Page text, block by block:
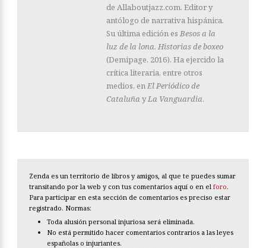
de Allaboutjazz.com. Editor y
antólogo de narrativa hispánica.
Su última edición es Besos a la
luz de la lona. Historias de boxeo
(Demipage, 2016). Ha ejercido la
crítica literaria, entre otros
medios, enEl Periódico de
Cataluña yLa Vanguardia.
Zenda es un territorio de libros y amigos, al que te puedes sumar
transitando por la web y con tus comentarios aquí o en el foro.
Para participar en esta sección de comentarios es preciso estar
registrado. Normas:
Toda alusión personal injuriosa será eliminada.
No está permitido hacer comentarios contrarios a las leyes
españolas o injuriantes.